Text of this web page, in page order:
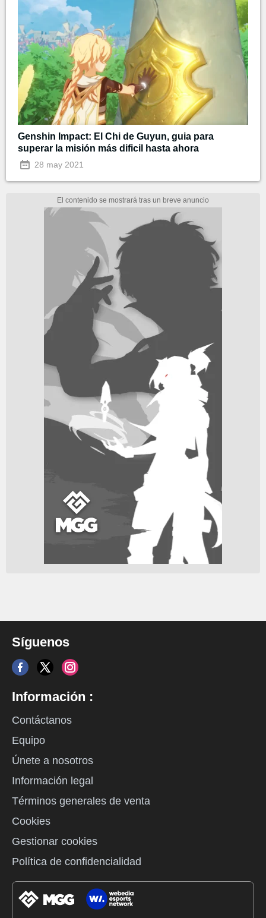
Genshin Impact: El Chi de Guyun, guia para
superar la misión más dificil hasta ahora
28 may 2021
Síguenos
Información :
Contáctanos
Equipo
Únete a nosotros
Información legal
Términos generales de venta
Cookies
Gestionar cookies
Política de confidencialidad